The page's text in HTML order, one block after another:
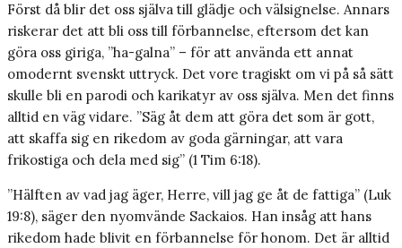
Först då blir det oss själva till glädje och välsignelse. Annars
riskerar det att bli oss till förbannelse, eftersom det kan
göra oss giriga, ”ha-galna” – för att använda ett annat
omodernt svenskt uttryck. Det vore tragiskt om vi på så sätt
skulle bli en parodi och karikatyr av oss själva. Men det finns
alltid en väg vidare. ”Säg åt dem att göra det som är gott,
att skaffa sig en rikedom av goda gärningar, att vara
frikostiga och dela med sig” (1 Tim 6:18).
”Hälften av vad jag äger, Herre, vill jag ge åt de fattiga” (Luk
19:8), säger den nyomvände Sackaios. Han insåg att hans
rikedom hade blivit en förbannelse för honom. Det är alltid